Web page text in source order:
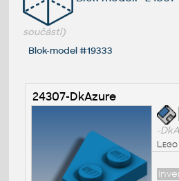
součásti)
Blok-model #19333
24307-DkAzure
-